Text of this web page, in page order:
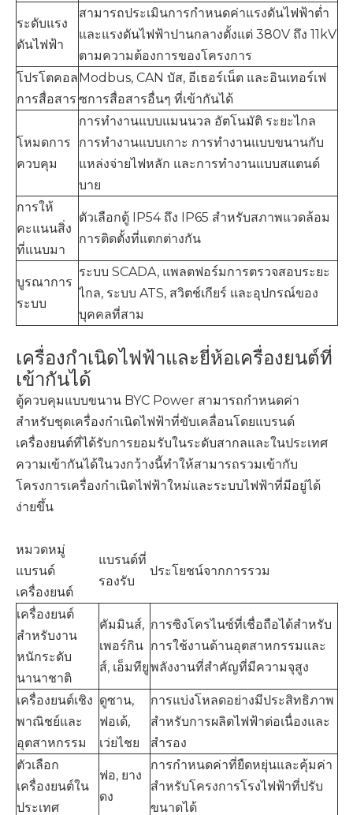
ระดับแรง
ดันไฟฟ้า
สามารถประเมินการกำหนดค่าแรงดันไฟฟ้าต่ำ
และแรงดันไฟฟ้าปานกลางตั้งแต่ 380V ถึง 11kV
ตามความต้องการของโครงการ
โปรโตคอล
การสื่อสาร
Modbus, CAN บัส, อีเธอร์เน็ต และอินเทอร์เฟ
ซการสื่อสารอื่นๆ ที่เข้ากันได้
โหมดการ
ควบคุม
การทำงานแบบแมนนวล อัตโนมัติ ระยะไกล
การทำงานแบบเกาะ การทำงานแบบขนานกับ
แหล่งจ่ายไฟหลัก และการทำงานแบบสแตนด์
บาย
การให้
คะแนนสิ่ง
ที่แนบมา
ตัวเลือกตู้ IP54 ถึง IP65 สำหรับสภาพแวดล้อม
การติดตั้งที่แตกต่างกัน
บูรณาการ
ระบบ
ระบบ SCADA, แพลตฟอร์มการตรวจสอบระยะ
ไกล, ระบบ ATS, สวิตช์เกียร์ และอุปกรณ์ของ
บุคคลที่สาม
เครื่องกำเนิดไฟฟ้าและยี่ห้อเครื่องยนต์ที่
เข้ากันได้
ตู้ควบคุมแบบขนาน BYC Power สามารถกำหนดค่า
สำหรับชุดเครื่องกำเนิดไฟฟ้าที่ขับเคลื่อนโดยแบรนด์
เครื่องยนต์ที่ได้รับการยอมรับในระดับสากลและในประเทศ
ความเข้ากันได้ในวงกว้างนี้ทำให้สามารถรวมเข้ากับ
โครงการเครื่องกำเนิดไฟฟ้าใหม่และระบบไฟฟ้าที่มีอยู่ได้
ง่ายขึ้น
หมวดหมู่
แบรนด์
เครื่องยนต์
แบรนด์ที่
รองรับ
ประโยชน์จากการรวม
เครื่องยนต์
สำหรับงาน
หนักระดับ
นานาชาติ
คัมมินส์,
เพอร์กิน
ส์, เอ็มทียู
การซิงโครไนซ์ที่เชื่อถือได้สำหรับ
การใช้งานด้านอุตสาหกรรมและ
พลังงานที่สำคัญที่มีความจุสูง
เครื่องยนต์เชิง
พาณิชย์และ
อุตสาหกรรม
ดูซาน,
ฟอเด้,
เว่ยไชย
การแบ่งโหลดอย่างมีประสิทธิภาพ
สำหรับการผลิตไฟฟ้าต่อเนื่องและ
สำรอง
ตัวเลือก
เครื่องยนต์ใน
ประเทศ
ฟอ, ยาง
ดง
การกำหนดค่าที่ยืดหยุ่นและคุ้มค่า
สำหรับโครงการโรงไฟฟ้าที่ปรับ
ขนาดได้